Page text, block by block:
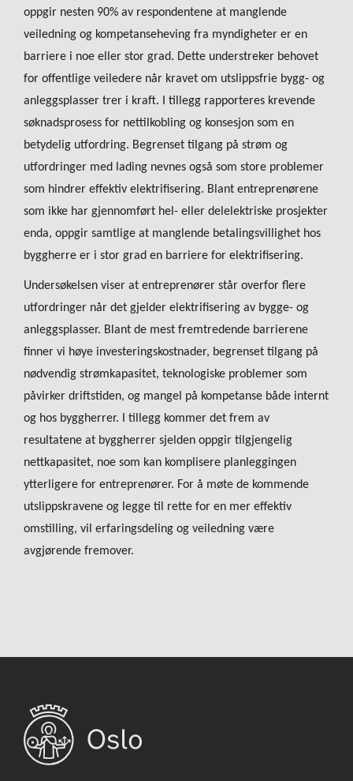
oppgir nesten 90% av respondentene at manglende
veiledning og kompetanseheving fra myndigheter er en
barriere i noe eller stor grad. Dette understreker behovet
for offentlige veiledere når kravet om utslippsfrie bygg- og
anleggsplasser trer i kraft. I tillegg rapporteres krevende
søknadsprosess for nettilkobling og konsesjon som en
betydelig utfordring. Begrenset tilgang på strøm og
utfordringer med lading nevnes også som store problemer
som hindrer effektiv elektrifisering. Blant entreprenørene
som ikke har gjennomført hel- eller delelektriske prosjekter
enda, oppgir samtlige at manglende betalingsvillighet hos
byggherre er i stor grad en barriere for elektrifisering.
Undersøkelsen viser at entreprenører står overfor flere
utfordringer når det gjelder elektrifisering av bygge- og
anleggsplasser. Blant de mest fremtredende barrierene
finner vi høye investeringskostnader, begrenset tilgang på
nødvendig strømkapasitet, teknologiske problemer som
påvirker driftstiden, og mangel på kompetanse både internt
og hos byggherrer. I tillegg kommer det frem av
resultatene at byggherrer sjelden oppgir tilgjengelig
nettkapasitet, noe som kan komplisere planleggingen
ytterligere for entreprenører. For å møte de kommende
utslippskravene og legge til rette for en mer effektiv
omstilling, vil erfaringsdeling og veiledning være
avgjørende fremover.